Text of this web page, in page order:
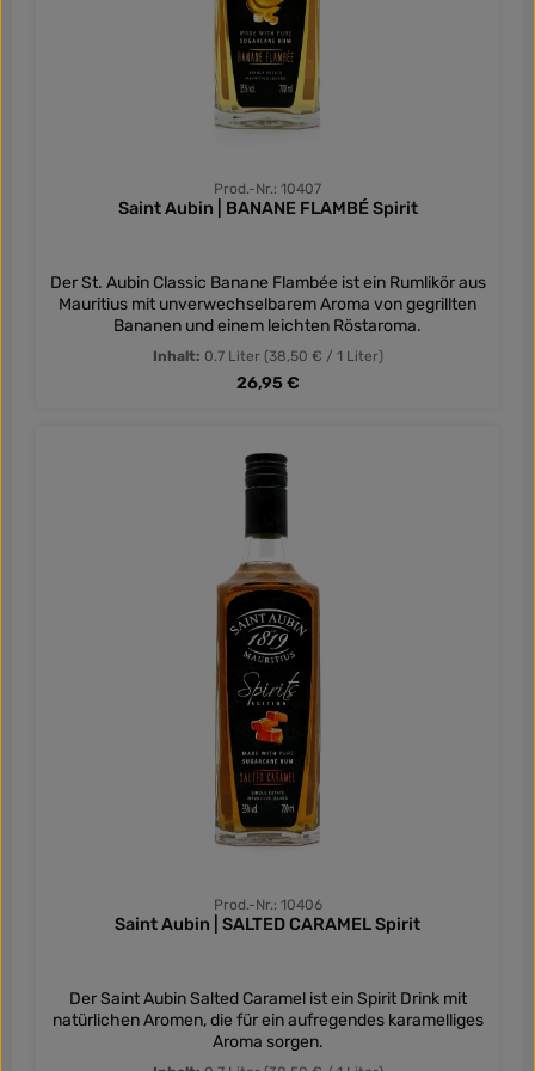
Prod.-Nr.: 10407
Saint Aubin | BANANE FLAMBÉ Spirit
Der St. Aubin Classic Banane Flambée ist ein Rumlikör aus
Mauritius mit unverwechselbarem Aroma von gegrillten
Bananen und einem leichten Röstaroma.
Inhalt: 0.7 Liter (38,50 € / 1 Liter)
Regulärer Preis:
26,95 €
Prod.-Nr.: 10406
Saint Aubin | SALTED CARAMEL Spirit
Der Saint Aubin Salted Caramel ist ein Spirit Drink mit
natürlichen Aromen, die für ein aufregendes karamelliges
Aroma sorgen.